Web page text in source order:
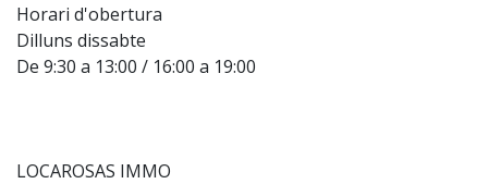
Horari d'obertura
Dilluns dissabte
De 9:30 a 13:00 / 16:00 a 19:00
LOCAROSAS IMMO